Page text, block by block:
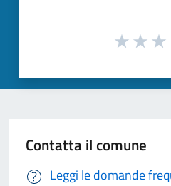
Contatta il comune
Leggi le domande